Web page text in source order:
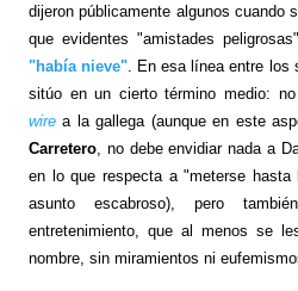
dijeron públicamente algunos cuando
que evidentes "amistades
"había nieve" . En esa línea entre
sitúo en un cierto término medio:
wire a la gallega (aunque en este
Carretero, no debe envidiar nada a
en lo que respecta a "meterse hasta
asunto escabroso), pero
entretenimiento, que al menos se
nombre, sin miramientos ni